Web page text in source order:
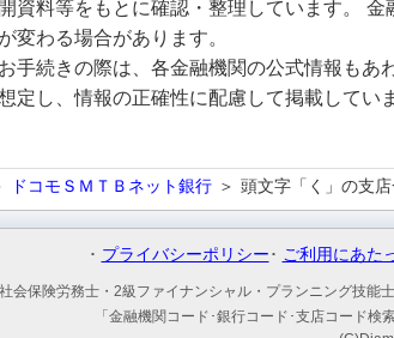
資料等をもとに確認・整理しています。
変わる場合があります。
手続きの際は、各金融機関の公式情報もあ
定し、情報の正確性に配慮して掲載していま
ドコモＳＭＴＢネット銀行 頭文字「く」の支
プライバシーポリシー ご利用にあた
会保険労務士・2級ファイナンシャル・プランニング技能
「金融機関コード･銀行コード･支店コード検